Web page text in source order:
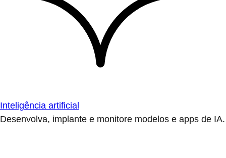
Inteligência artificial
Desenvolva, implante e monitore modelos e apps de IA.